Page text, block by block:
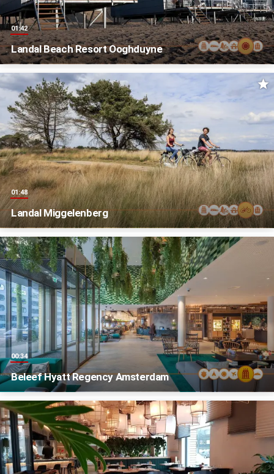
Landal Beach Resort Ooghduyne
01:42
Landal Miggelenberg
01:48
Beleef Hyatt Regency Amsterdam
00:34